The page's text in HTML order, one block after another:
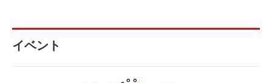
イベント